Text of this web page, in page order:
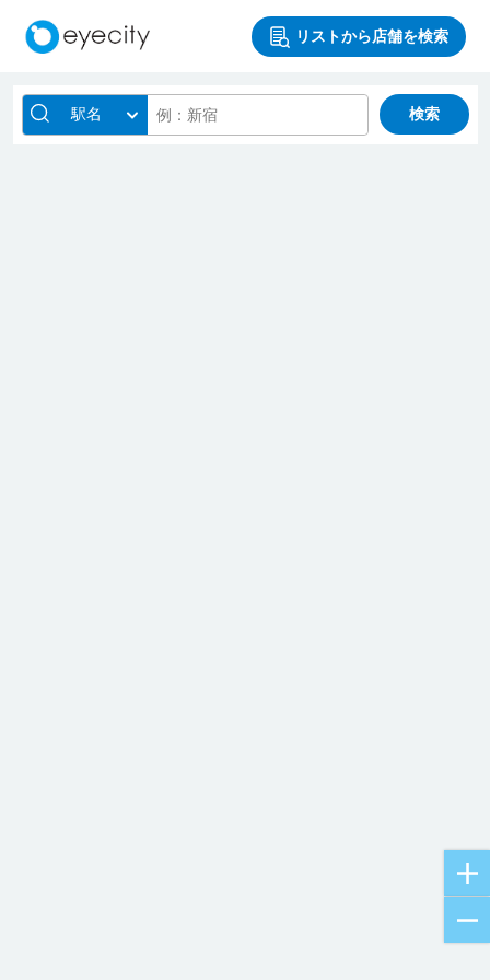
リストから店舗を検索
駅名 検索